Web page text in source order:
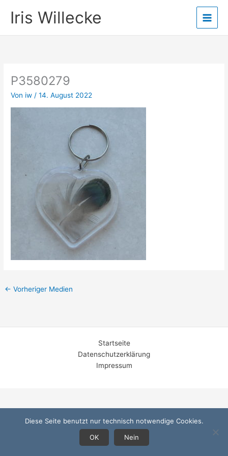
InhaltIris Willecke
P3580279
Von iw /14. August 2022
← Vorheriger Medien
Startseite
Datenschutzerklärung
Impressum
Diese Seite benutzt nur technisch notwendige Cookies.
OK
Nein